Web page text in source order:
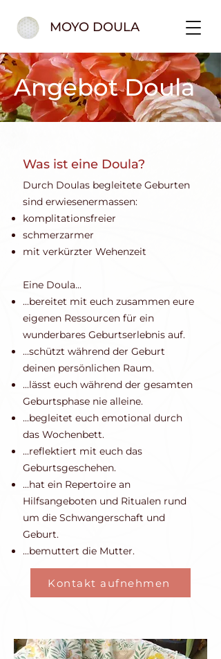
MOYO DOULA
Angebot Doula
Was ist eine Doula?
Durch Doulas begleitete Geburten
sind erwiesenermassen:
komplitationsfreier
schmerzarmer
mit verkürzter Wehenzeit
Eine Doula...
...bereitet mit euch zusammen eure
eigenen Ressourcen für ein
wunderbares Geburtserlebnis auf.
...schützt während der Geburt
deinen persönlichen Raum.
...lässt euch während der gesamten
Geburtsphase nie alleine.
...begleitet euch emotional durch
das Wochenbett.
...reflektiert mit euch das
Geburtsgeschehen.
...hat ein Repertoire an
Hilfsangeboten und Ritualen rund
um die Schwangerschaft und
Geburt.
...bemuttert die Mutter.
Kontakt aufnehmen